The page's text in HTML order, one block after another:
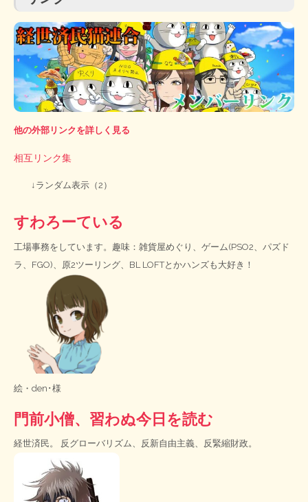
他の外部リンクを詳しく見る
相互リンク集
↓ランダム表示（2）
すわろーている
工場事務をしています。趣味：雑貨屋めぐり、ゲーム(PSO2、パズド
ラ、FGO)、原2ツーリング、BL LOFTとかハンズも大好き！
絵・ den･様
門前小僧、習わぬ今日を読む
経世済民。 反グローバリズム、反新自由主義、反緊縮財政。